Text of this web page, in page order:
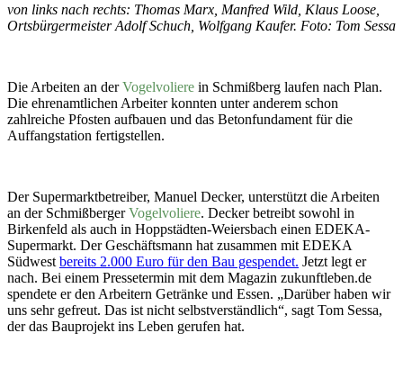
von links nach rechts: Thomas Marx, Manfred Wild, Klaus Loose,
Ortsbürgermeister Adolf Schuch, Wolfgang Kaufer. Foto: Tom Sessa
Die Arbeiten an derVogelvoliere in Schmißberg laufen nach Plan.
Die ehrenamtlichen Arbeiter konnten unter anderem schon
zahlreiche Pfosten aufbauen und das Betonfundament für die
Auffangstation fertigstellen.
Der Supermarktbetreiber, Manuel Decker, unterstützt die Arbeiten
an der SchmißbergerVogelvoliere. Decker betreibt sowohl in
Birkenfeld als auch in Hoppstädten-Weiersbach einen EDEKA-
Supermarkt. Der Geschäftsmann hat zusammen mit EDEKA
Südwest bereits 2.000 Euro für den Bau gespendet. Jetzt legt er
nach. Bei einem Pressetermin mit dem Magazin zukunftleben.de
spendete er den Arbeitern Getränke und Essen. „Darüber haben wir
uns sehr gefreut. Das ist nicht selbstverständlich“, sagt Tom Sessa,
der das Bauprojekt ins Leben gerufen hat.